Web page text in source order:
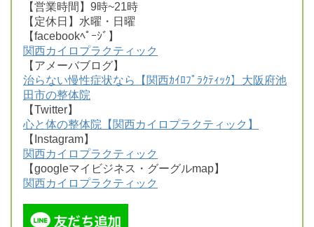
【営業時間】9時~21時
【定休日】水曜・日曜
【facebookﾍﾟｰｼﾞ】
関西カイロプラクティック
【アメーバブログ】
治らない慢性症状なら【関西ｶｲﾛﾌﾟﾗｸﾃｨｯｸ】大阪府池
田市の整体院
【Twitter】
心と体の整体院【関西カイロプラクティック】
【Instagram】
関西カイロプラクティック
【googleマイビジネス・グーグルmap】
関西カイロプラクティック